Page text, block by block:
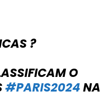
?
O
#PARIS2024NA